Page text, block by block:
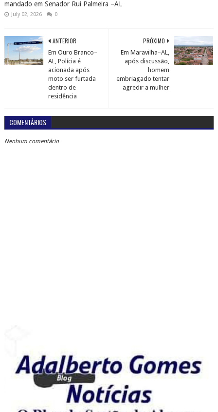
mandado em Senador Rui Palmeira –AL
July 02, 2026 0
PRÓXIMO
Em Maravilha–AL,
após discussão,
homem
embriagado tentar
agredir a mulher
ANTERIOR
Em Ouro Branco–
AL, Polícia é
acionada após
moto ser furtada
dentro de
residência
COMENTÁRIOS
Nenhum comentário